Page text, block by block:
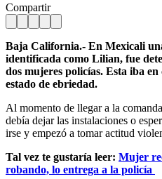
Compartir
Baja California.- En Mexicali
identificada como Lilian, fue
dos mujeres policías. Esta iba
estado de ebriedad.
Al momento de llegar a la
debía dejar las instalaciones o
irse y empezó a tomar actitud
Tal vez te gustaría leer: Mujer
robando, lo entrega a la policía